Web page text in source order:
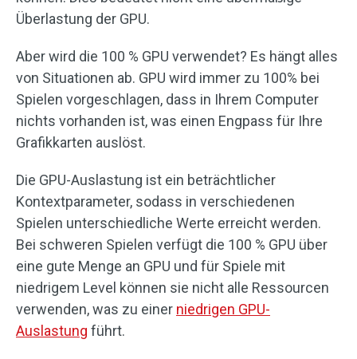
Überlastung der GPU.
Aber wird die 100 % GPU verwendet? Es hängt alles
von Situationen ab. GPU wird immer zu 100% bei
Spielen vorgeschlagen, dass in Ihrem Computer
nichts vorhanden ist, was einen Engpass für Ihre
Grafikkarten auslöst.
Die GPU-Auslastung ist ein beträchtlicher
Kontextparameter, sodass in verschiedenen
Spielen unterschiedliche Werte erreicht werden.
Bei schweren Spielen verfügt die 100 % GPU über
eine gute Menge an GPU und für Spiele mit
niedrigem Level können sie nicht alle Ressourcen
verwenden, was zu einer niedrigen GPU-
Auslastung führt.